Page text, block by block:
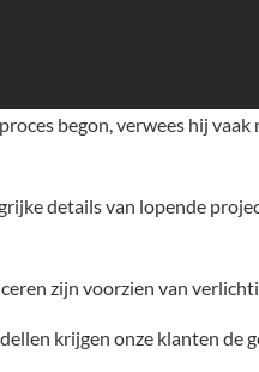
begon, verwees hij
details van lopende
zijn voorzien van
krijgen onze klanten de